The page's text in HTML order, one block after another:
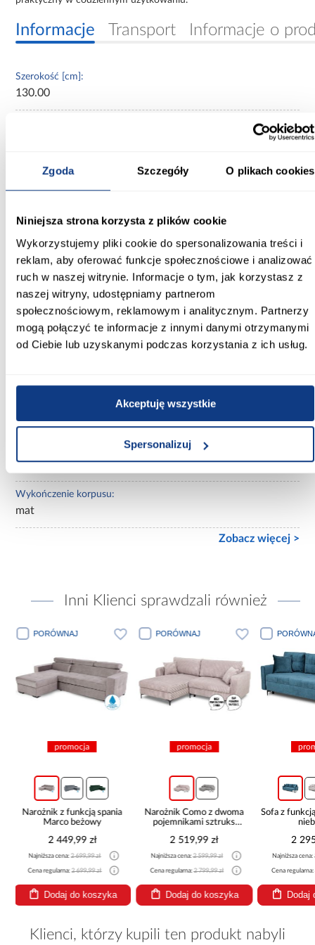
Zgoda Szczegóły O plikach cookies
Niniejsza strona korzysta z plików cookie
Wykorzystujemy pliki cookie do spersonalizowania treści i
reklam, aby oferować funkcje społecznościowe i analizować
ruch w naszej witrynie. Informacje o tym, jak korzystasz z
naszej witryny, udostępniamy partnerom
społecznościowym, reklamowym i analitycznym. Partnerzy
mogą połączyć te informacje z innymi danymi otrzymanymi
od Ciebie lub uzyskanymi podczas korzystania z ich usług.
Akceptuję wszystkie
Spersonalizuj
Informacje Transport Informacje o
Szerokość [cm]:
130.00
Wysokość [cm]:
Kolor frontów:
Kolor korpusu:
beżowy
Wybarwienie:
beżowe
3-drzwiowa
mat
Wykończenie korpusu:
mat
Zobacz więcej >
Inni Klienci sprawdzali również
PORÓWNAJ
promocja
Narożnik Como z dwoma
pojemnikami sztruks
2 519,99 zł
Najniższa cena:2 599,99 zł
Cena regularna:2 799,99 zł
Dodaj do koszyka
PORÓWNAJ
promocja
Sofa z funkcją spania Foster
niebieski
2 295,99 zł
Najniższa cena:2 299,99 zł
Cena regularna:2 499,99 zł
Dodaj do koszyka
2
Najniższa
Cena
Klienci, którzy kupili ten produkt nabyli